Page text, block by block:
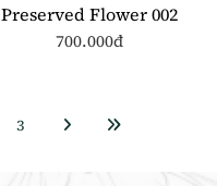
Preserved Flower 002
700.000đ
3